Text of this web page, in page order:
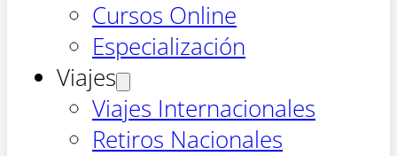
Cursos Online
Especialización
Viajes
Viajes Internacionales
Retiros Nacionales